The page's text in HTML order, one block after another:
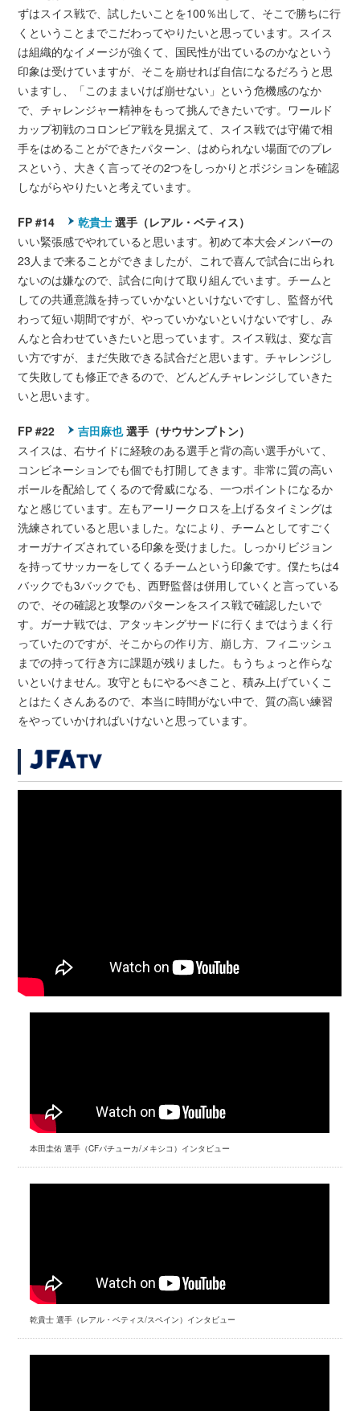
ずはスイス戦で、試したいことを100％出して、そこで勝ちに行
くということまでこだわってやりたいと思っています。スイス
は組織的なイメージが強くて、国民性が出ているのかなという
印象は受けていますが、そこを崩せれば自信になるだろうと思
いますし、「このままいけば崩せない」という危機感のなか
で、チャレンジャー精神をもって挑んできたいです。ワールド
カップ初戦のコロンビア戦を見据えて、スイス戦では守備で相
手をはめることができたパターン、はめられない場面でのプレ
スという、大きく言ってその2つをしっかりとポジションを確認
しながらやりたいと考えています。
FP #14 乾貴士 選手（レアル・ベティス）
いい緊張感でやれていると思います。初めて本大会メンバーの
23人まで来ることができましたが、これで喜んで試合に出られ
ないのは嫌なので、試合に向けて取り組んでいます。チームと
しての共通意識を持っていかないといけないですし、監督が代
わって短い期間ですが、やっていかないといけないですし、み
んなと合わせていきたいと思っています。スイス戦は、変な言
い方ですが、まだ失敗できる試合だと思います。チャレンジし
て失敗しても修正できるので、どんどんチャレンジしていきた
いと思います。
FP #22 吉田麻也選手（サウサンプトン）
スイスは、右サイドに経験のある選手と背の高い選手がいて、
コンビネーションでも個でも打開してきます。非常に質の高い
ボールを配給してくるので脅威になる、一つポイントになるか
なと感じています。左もアーリークロスを上げるタイミングは
洗練されていると思いました。なにより、チームとしてすごく
オーガナイズされている印象を受けました。しっかりビジョン
を持ってサッカーをしてくるチームという印象です。僕たちは4
バックでも3バックでも、西野監督は併用していくと言っている
ので、その確認と攻撃のパターンをスイス戦で確認したいで
す。ガーナ戦では、アタッキングサードに行くまではうまく行
っていたのですが、そこからの作り方、崩し方、フィニッシュ
までの持って行き方に課題が残りました。もうちょっと作らな
いといけません。攻守ともにやるべきこと、積み上げていくこ
とはたくさんあるので、本当に時間がない中で、質の高い練習
をやっていかければいけないと思っています。
本田圭佑 選手（CFパチューカ/メキシコ）インタビュー
乾貴士 選手（レアル・ベティス/スペイン）インタビュー